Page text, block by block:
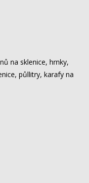
na sklenice, hrnky,
půllitry, karafy na